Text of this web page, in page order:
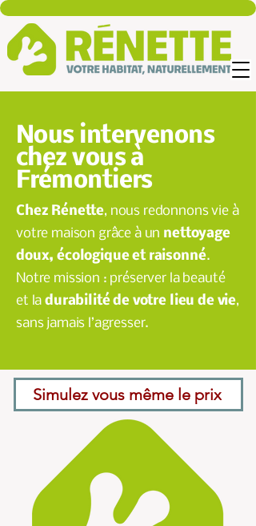
Nous intervenons
chez vous à
Frémontiers
Chez Rénette, nous redonnons vie à
votre maison grâce à un nettoyage
doux, écologique et raisonné.
Notre mission : préserver la beauté
et ladurabilité de votre lieu de vie,
sans jamais l’agresser.
Simulez vous même le prix